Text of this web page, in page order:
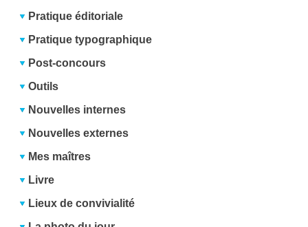
Pratique éditoriale
Pratique typographique
Post-concours
Outils
Nouvelles internes
Nouvelles externes
Mes maîtres
Livre
Lieux de convivialité